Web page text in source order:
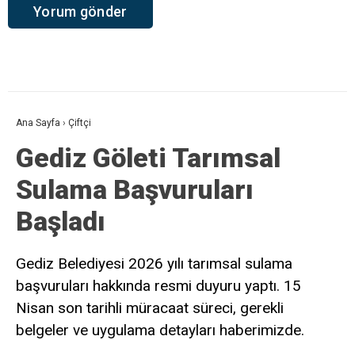
Ana Sayfa › Çiftçi
Gediz Göleti Tarımsal
Sulama Başvuruları
Başladı
Gediz Belediyesi 2026 yılı tarımsal sulama
başvuruları hakkında resmi duyuru yaptı. 15
Nisan son tarihli müracaat süreci, gerekli
belgeler ve uygulama detayları haberimizde.